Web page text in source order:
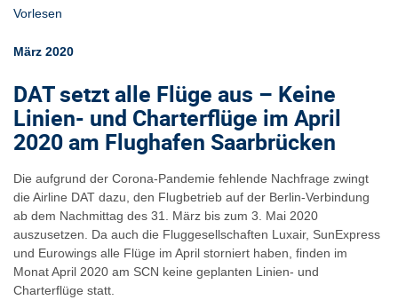
Vorlesen
März 2020
DAT setzt alle Flüge aus – Keine
Linien- und Charterflüge im April
2020 am Flughafen Saarbrücken
Die aufgrund der Corona-Pandemie fehlende Nachfrage zwingt
die Airline DAT dazu, den Flugbetrieb auf der Berlin-Verbindung
ab dem Nachmittag des 31. März bis zum 3. Mai 2020
auszusetzen. Da auch die Fluggesellschaften Luxair, SunExpress
und Eurowings alle Flüge im April storniert haben, finden im
Monat April 2020 am SCN keine geplanten Linien- und
Charterflüge statt.